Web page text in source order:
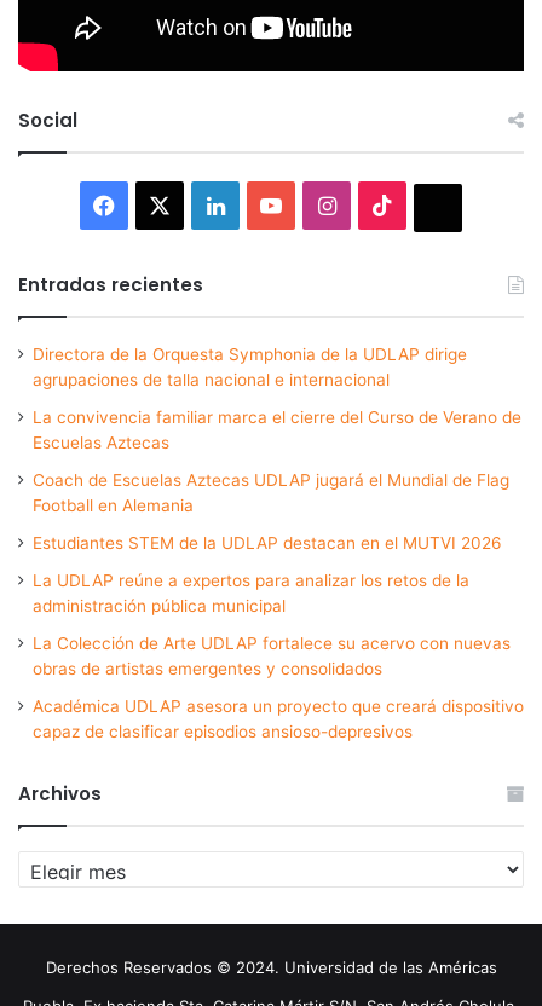
Social
Facebook LinkedInYouTubeInstagram
Entradas recientes
Directora de la Orquesta Symphonia de la UDLAP dirige
agrupaciones de talla nacional e internacional
La convivencia familiar marca el cierre del Curso de Verano de
Escuelas Aztecas
Coach de Escuelas Aztecas UDLAP jugará el Mundial de Flag
Football en Alemania
Estudiantes STEM de la UDLAP destacan en el MUTVI 2026
La UDLAP reúne a expertos para analizar los retos de la
administración pública municipal
La Colección de Arte UDLAP fortalece su acervo con nuevas
obras de artistas emergentes y consolidados
Académica UDLAP asesora un proyecto que creará dispositivo
capaz de clasificar episodios ansioso-depresivos
Archivos
Archivos
Derechos Reservados © 2024. Universidad de las Américas